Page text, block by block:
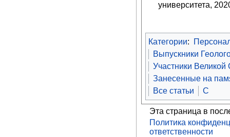
университета,
Категории:
Выпускники
Участники
Занесенные на
Все статьи
С
Эта страница в
Политика
ответственности